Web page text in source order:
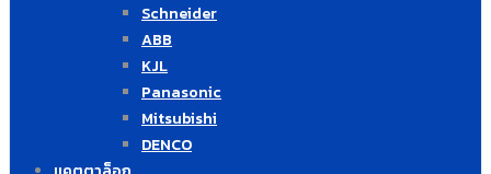
Schneider
ABB
KJL
Panasonic
Mitsubishi
DENCO